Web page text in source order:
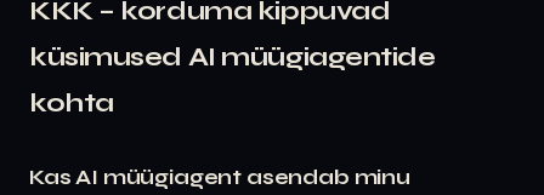
KKK – korduma kippuvad
küsimused AI müügiagentide
kohta
Kas AI müügiagent asendab minu